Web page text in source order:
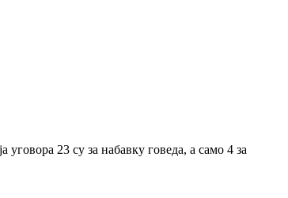
23 су за набавку говеда, а само 4 за